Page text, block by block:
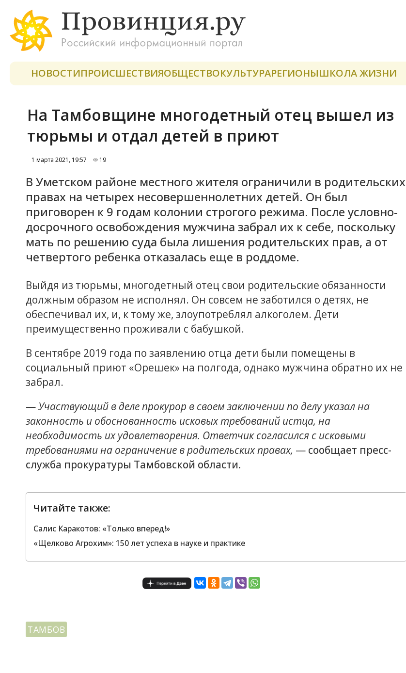
НОВОСТИПРОИСШЕСТВИЯОБЩЕСТВОКУЛЬТУРАРЕГИОНЫШКОЛА ЖИЗНИ
На Тамбовщине многодетный отец вышел из
тюрьмы и отдал детей в приют
1 марта 2021, 19:57 19
В Уметском районе местного жителя ограничили в родительских
правах на четырех несовершеннолетних детей. Он был
приговорен к 9 годам колонии строгого режима. После условно-
досрочного освобождения мужчина забрал их к себе, поскольку
мать по решению суда была лишения родительских прав, а от
четвертого ребенка отказалась еще в роддоме.
Выйдя из тюрьмы, многодетный отец свои родительские обязанности
должным образом не исполнял. Он совсем не заботился о детях, не
обеспечивал их, и, к тому же, злоупотреблял алкоголем. Дети
преимущественно проживали с бабушкой.
В сентябре 2019 года по заявлению отца дети были помещены в
социальный приют «Орешек» на полгода, однако мужчина обратно их не
забрал.
—Участвующий в деле прокурор в своем заключении по делу указал на
законность и обоснованность исковых требований истца, на
необходимость их удовлетворения. Ответчик согласился с исковыми
требованиями на ограничение в родительских правах, — сообщает пресс-
служба прокуратуры Тамбовской области.
Читайте также:
Салис Каракотов: «Только вперед!»
«Щелково Агрохим»: 150 лет успеха в науке и практике
ТАМБОВ